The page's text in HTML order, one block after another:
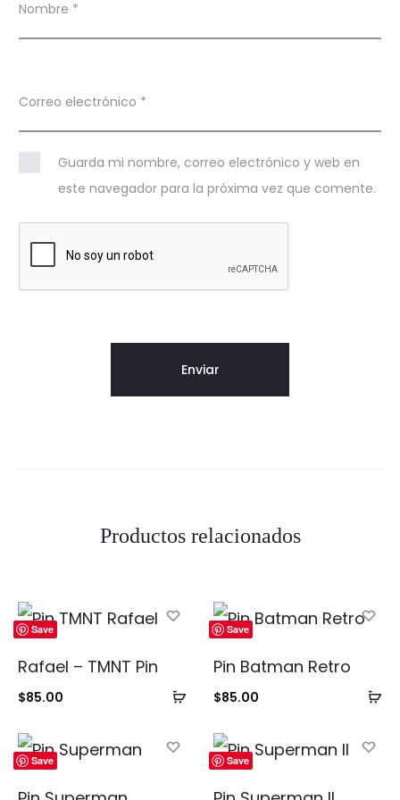
Nombre *
Correo electrónico *
Guarda mi nombre, correo electrónico y web en
este navegador para la próxima vez que comente.
Productos relacionados
Save
Añadir
carrito
Rafael – TMNT Pin
$85.00
Save
Pin Batman Retro
$85.00
Save Save